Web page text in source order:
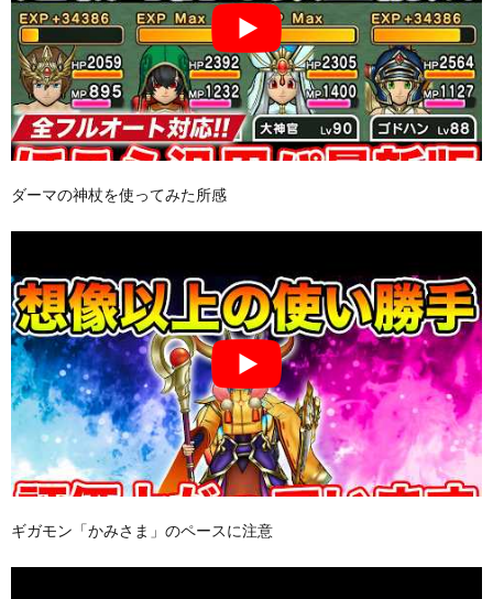
ダーマの神杖を使ってみた所感
ギガモン「かみさま」のペースに注意